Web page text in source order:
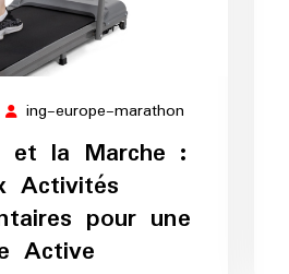
07 ing-europe-marathon
et la Marche :
Activités
pour une
Active